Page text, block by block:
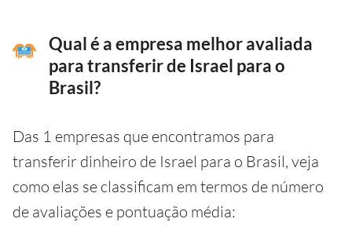
Qual é a empresa melhor avaliada
para transferir de Israel para o
Brasil?
Das 1 empresas que encontramos para
transferir dinheiro de Israel para o Brasil, veja
como elas se classificam em termos de número
de avaliações e pontuação média: